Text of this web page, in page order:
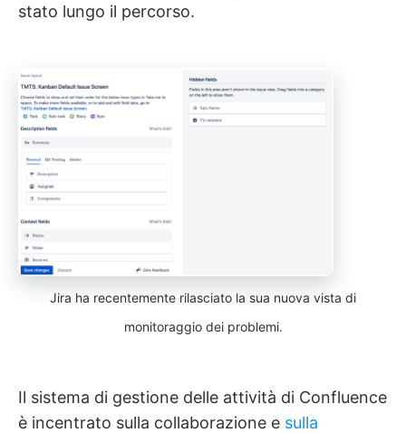
stato lungo il percorso.
Jira ha recentemente rilasciato la sua nuova vista di
monitoraggio dei problemi.
Il sistema di gestione delle attività di Confluence
è incentrato sulla collaborazione e sulla